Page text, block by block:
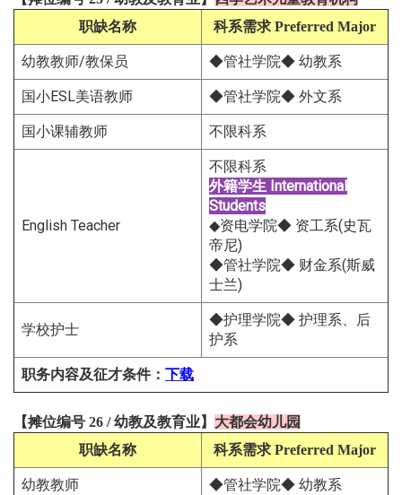
职缺名称
科系需求 Preferred Major
幼教教师/教保员 ◆管社学院◆ 幼教系
国小ESL美语教师 ◆管社学院◆ 外文系
国小课辅教师 不限科系
English Teacher
不限科系
外籍学生 International
Students
◆资电学院◆ 资工系(史瓦
帝尼)
◆管社学院◆ 财金系(斯威
士兰)
学校护士
◆护理学院◆ 护理系、后
护系
职务内容及征才条件： 下载
【摊位编号 26 /幼教及教育业】 大都会幼儿园
职缺名称
科系需求 Preferred Major
幼教教师 ◆管社学院◆ 幼教系